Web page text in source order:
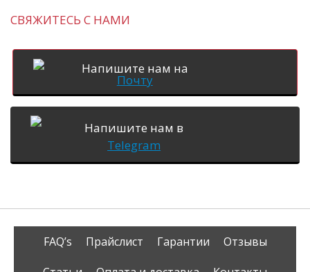
СВЯЖИТЕСЬ С НАМИ
Напишите нам на
Почту
Напишите нам в
Telegram
FAQ’s Прайслист Гарантии
Отзывы